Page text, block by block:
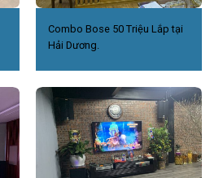
Combo Bose 50 Triệu Lắp tại
Hải Dương.